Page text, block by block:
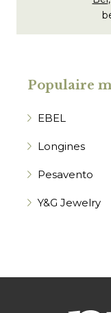
Populaire
EBEL
Longines
Pesavento
Y&G Jewelry